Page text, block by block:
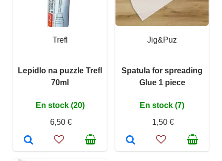
Trefl
Lepidlo na puzzle Trefl
70ml
En stock (20)
6,50 €
Jig&Puz
Spatula for spreading
Glue 1 piece
En stock (7)
1,50 €